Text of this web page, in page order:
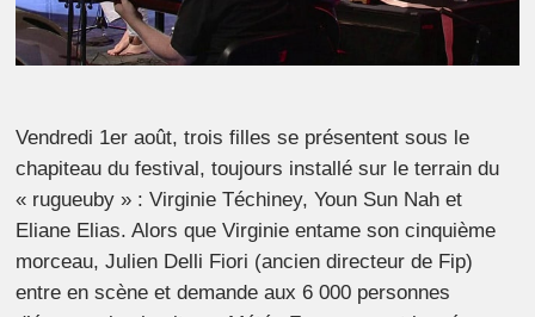
Vendredi 1er août, trois filles se présentent sous le
chapiteau du festival, toujours installé sur le terrain du
« rugueuby » : Virginie Téchiney, Youn Sun Nah et
Eliane Elias. Alors que Virginie entame son cinquième
morceau, Julien Delli Fiori (ancien directeur de Fip)
entre en scène et demande aux 6 000 personnes